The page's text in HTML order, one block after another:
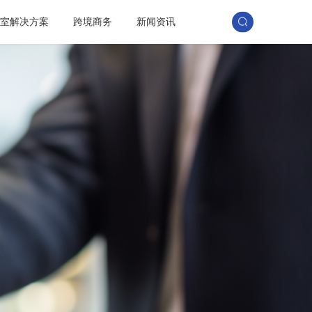
解决方案 跨境商务 新闻资讯